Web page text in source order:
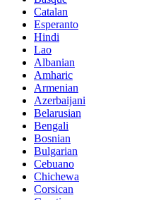
Catalan
Esperanto
Hindi
Lao
Albanian
Amharic
Armenian
Azerbaijani
Belarusian
Bengali
Bosnian
Bulgarian
Cebuano
Chichewa
Corsican